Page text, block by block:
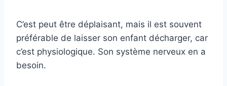
C’est peut être déplaisant, mais il est souvent
préférable de laisser son enfant décharger, car
c’est physiologique. Son système nerveux en a
besoin.